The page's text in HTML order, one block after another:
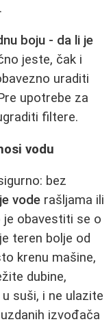
boju - da li je
jeste, čak i
uraditi
upotrebe za
filtere.
vodu
bez
vode rašljama ili
je obavestiti se o
teren bolje od
krenu mašine,
dubine,
suši, i ne ulazite
izvođača